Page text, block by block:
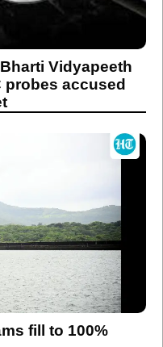
Vidyapeeth
accused
fill to 100%